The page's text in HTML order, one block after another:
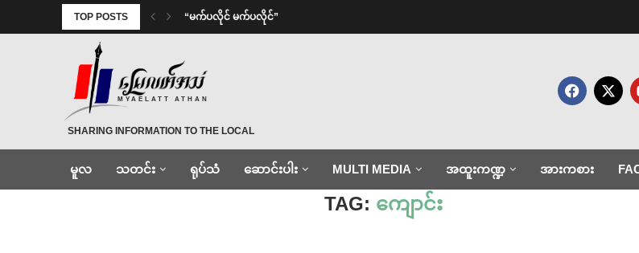
TOP POSTS ⁨ ⁨“မက်ပလိုင် မက်ပလိုင်”
MYAELATT ATHAN
SHARING INFORMATION TO THE LOCAL
မူလ သတင်း ရုပ်သံ ဆောင်းပါး MULTI MEDIA အထူးကဏ္ဍ အားကစား
Home ကျောင်း
TAG: ကျောင်း